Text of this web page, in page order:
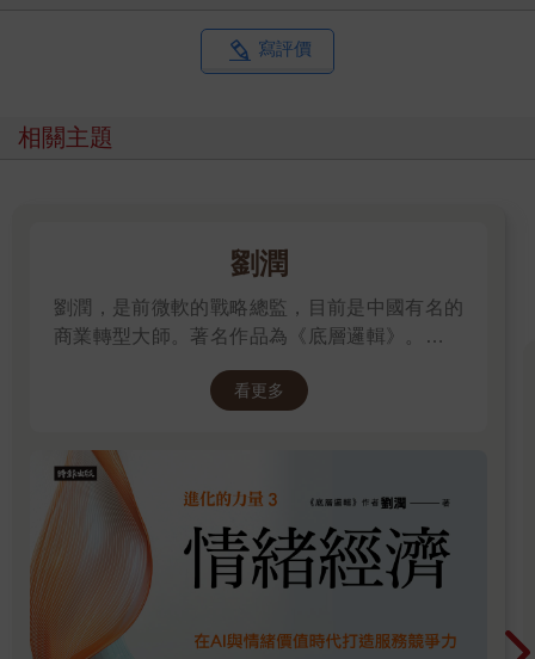
的問題整理起來，結合自己的理解和感悟，寫成了這本書，希望
大家能從中汲取技巧，獲得勇氣，高效工作，然後得以盡情享受
所和坐公車時翻閱亦可，我甚至開玩笑地感覺，效果可能好過正
在我看來，高效工作的法寶有三件：清晰的目標、不內耗的情
緒、針對時間的高效管理。只要擁有這三件法寶，基本上所有問
題都可迎刃而解。即便暫時無解，也能透過自我學習、與他人合
薪、帶團隊，若真遇到甚麼讓自己不爽的事情時，便可毫無包袱
地出去創業，正所謂「此處不留人，自有留人處」。
閑話少說，希望本書能讓大家讀得很愉快，甚至若讀至精彩處，
請記得拍一下大腿，這就是對我最大的獎勵。
寫評價
相關主題
劉潤
劉潤，是前微軟的戰略總監，目前是中國有名的
商業轉型大師。著名作品為《底層邏輯》。唯有
的世界中，認清所有真相！
看更多